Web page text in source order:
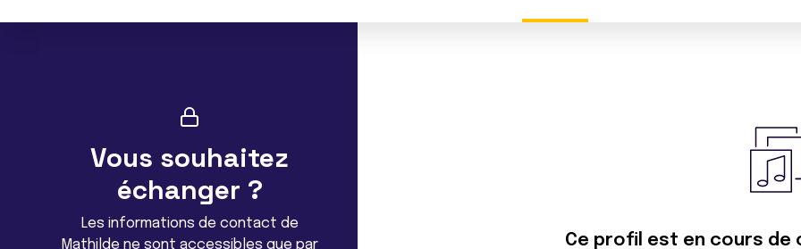
Vous souhaitez
échanger ?
Les informations de contact de
Mathilde ne sont accessibles que par
Ce profil est en cours de